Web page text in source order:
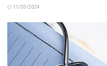
11/03/2024